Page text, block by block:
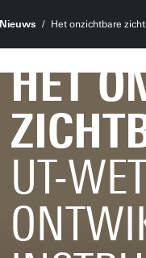
Nieuws
Het onzichtbare
HET
UT-